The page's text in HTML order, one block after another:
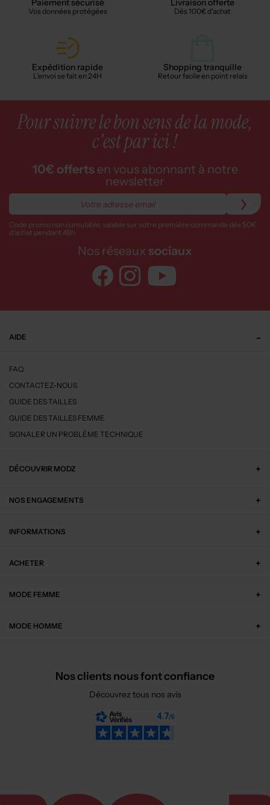
Paiement sécurisé
Vos données protégées
Livraison offerte
Dès 100€ d'achat
Expédition rapide
L'envoi se fait en 24H
Shopping tranquille
Retour facile en point relais
Pour suivre le bon sens de la mode,
c'est par ici !
10€ offerts en vous abonnant à notre
newsletter
Code promo non cumulable, valable sur votre première commande dès 50€
d’achat pendant 48h
Nos réseaux sociaux
AIDE
FAQ
CONTACTEZ-NOUS
GUIDE DES TAILLES
GUIDE DES TAILLES FEMME
SIGNALER UN PROBLÈME TECHNIQUE
DÉCOUVRIR MODZ
NOS ENGAGEMENTS
INFORMATIONS
ACHETER
MODE FEMME
MODE HOMME
Nos clients nous font confiance
Découvrez tous nos avis